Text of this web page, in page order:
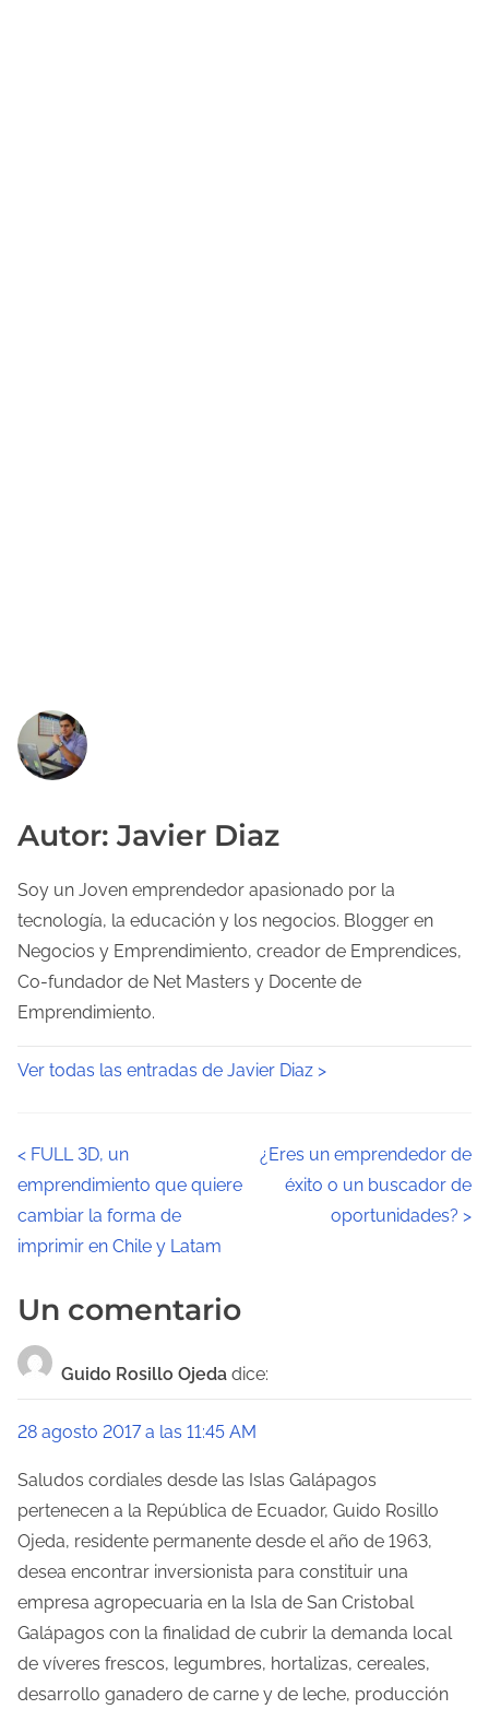
Autor: Javier Diaz
Soy un Joven emprendedor apasionado por la
tecnología, la educación y los negocios. Blogger en
Negocios y Emprendimiento, creador de Emprendices,
Co-fundador de Net Masters y Docente de
Emprendimiento.
Ver todas las entradas de Javier Diaz >
N
a
v
e
a
c
i
ó
n
d
e
e
< FULL 3D, un
emprendimiento que quiere
cambiar la forma de
imprimir en Chile y Latam
¿Eres un emprendedor de
éxito o un buscador de
oportunidades? >
Un comentario
Guido Rosillo Ojeda dice:
28 agosto 2017 a las 11:45 AM
Saludos cordiales desde las Islas Galápagos
pertenecen a la República de Ecuador, Guido Rosillo
Ojeda, residente permanente desde el año de 1963,
desea encontrar inversionista para constituir una
empresa agropecuaria en la Isla de San Cristobal
Galápagos con la finalidad de cubrir la demanda local
de víveres frescos, legumbres, hortalizas, cereales,
desarrollo ganadero de carne y de leche, producción